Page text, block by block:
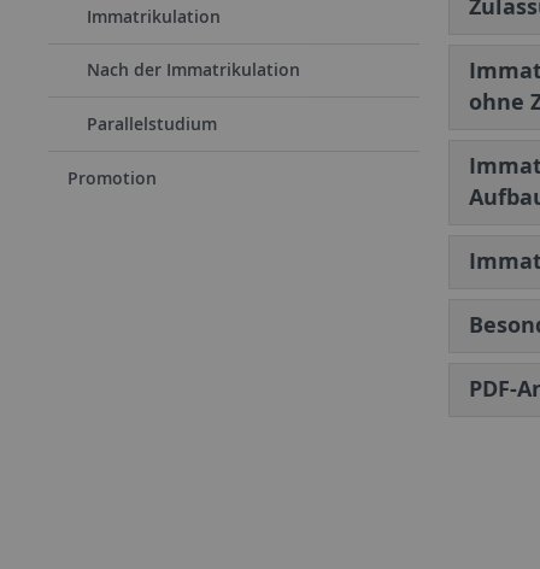
Immatrikulation
Nach der Immatrikulation
Parallelstudium
Promotion
ohne
PDF-